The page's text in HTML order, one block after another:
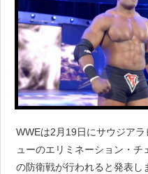
WWEは2月19日にサウジア
ューのエリミネーション・
の防衛戦が行われると発表し